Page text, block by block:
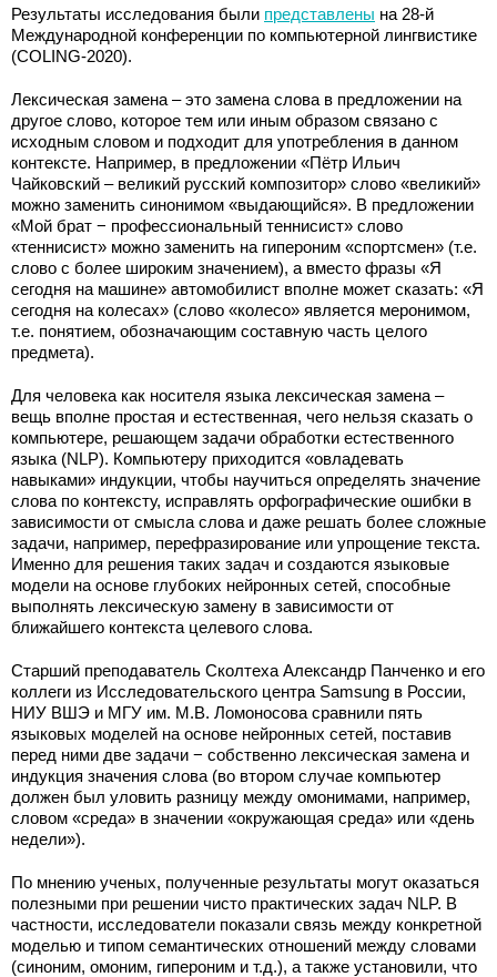
Результаты исследования были представлены на 28-й
Международной конференции по компьютерной лингвистике
(COLING-2020).
Лексическая замена – это замена слова в предложении на
другое слово, которое тем или иным образом связано с
исходным словом и подходит для употребления в данном
контексте. Например, в предложении «Пётр Ильич
Чайковский – великий русский композитор» слово «великий»
можно заменить синонимом «выдающийся». В предложении
«Мой брат − профессиональный теннисист» слово
«теннисист» можно заменить на гипероним «спортсмен» (т.е.
слово с более широким значением), а вместо фразы «Я
сегодня на машине» автомобилист вполне может сказать: «Я
сегодня на колесах» (слово «колесо» является меронимом,
т.е. понятием, обозначающим составную часть целого
предмета).
Для человека как носителя языка лексическая замена –
вещь вполне простая и естественная, чего нельзя сказать о
компьютере, решающем задачи обработки естественного
языка (NLP). Компьютеру приходится «овладевать
навыками» индукции, чтобы научиться определять значение
слова по контексту, исправлять орфографические ошибки в
зависимости от смысла слова и даже решать более сложные
задачи, например, перефразирование или упрощение текста.
Именно для решения таких задач и создаются языковые
модели на основе глубоких нейронных сетей, способные
выполнять лексическую замену в зависимости от
ближайшего контекста целевого слова.
Старший преподаватель Сколтеха Александр Панченко и его
коллеги из Исследовательского центра Samsung в России,
НИУ ВШЭ и МГУ им. М.В. Ломоносова сравнили пять
языковых моделей на основе нейронных сетей, поставив
перед ними две задачи − собственно лексическая замена и
индукция значения слова (во втором случае компьютер
должен был уловить разницу между омонимами, например,
словом «среда» в значении «окружающая среда» или «день
недели»).
По мнению ученых, полученные результаты могут оказаться
полезными при решении чисто практических задач NLP. В
частности, исследователи показали связь между конкретной
моделью и типом семантических отношений между словами
(синоним, омоним, гипероним и т.д.), а также установили, что